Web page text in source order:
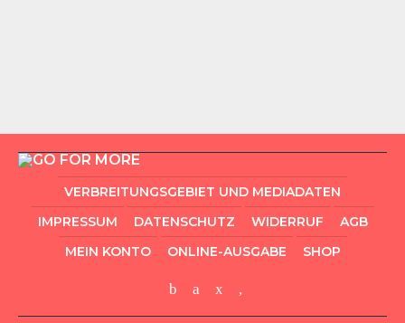
VERBREITUNGSGEBIET UND MEDIADATEN
IMPRESSUM
DATENSCHUTZ WIDERRUF
AGB
MEIN KONTO
ONLINE-AUSGABE SHOP